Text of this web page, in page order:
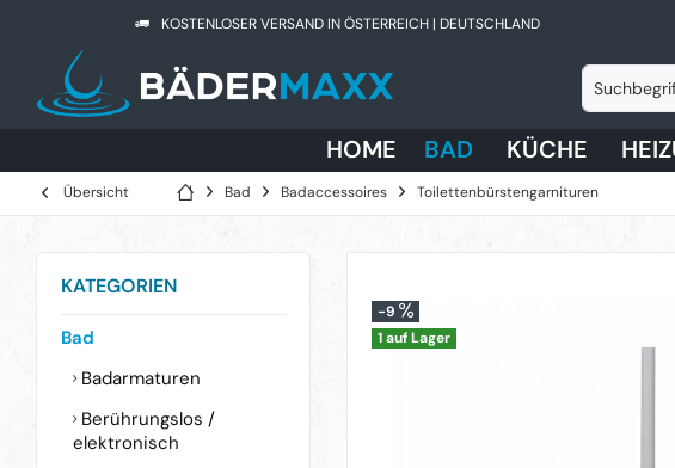
KOSTENLOSER VERSAND IN ÖSTERREICH | DEUTSCHLAND
HOME BAD KÜCHE
Übersicht Bad Badaccessoires Toilettenbürstengarnituren
KATEGORIEN
Bad
Badarmaturen
Berührungslos /
elektronisch
-9
1 auf Lager